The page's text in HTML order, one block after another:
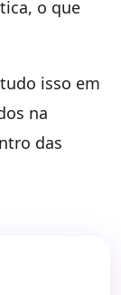
o que
isso em
na
das